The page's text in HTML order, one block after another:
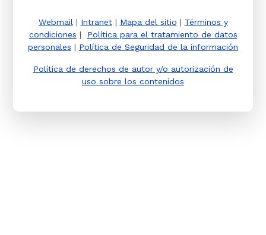
Webmail | Intranet| Mapa del sitio | Términos y
condiciones | Política para el tratamiento de datos
personales | Política de Seguridad de la información
Política de derechos de autor y/o autorización de
uso sobre los contenidos